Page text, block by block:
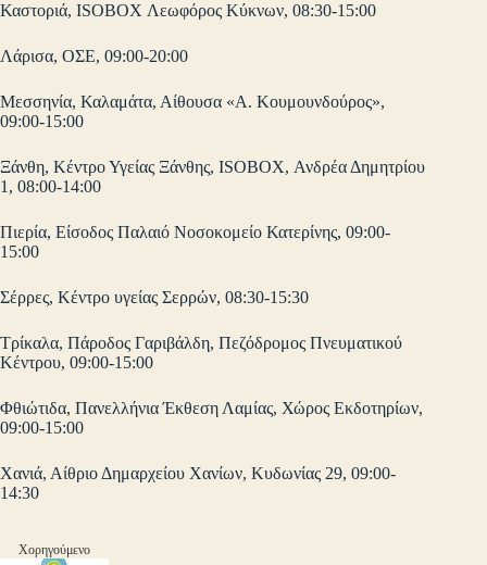
Καστοριά, ISOBOX Λεωφόρος Κύκνων, 08:30-15:00
Λάρισα, ΟΣΕ, 09:00-20:00
Μεσσηνία, Καλαμάτα, Αίθουσα «Α. Κουμουνδούρος»,
09:00-15:00
Ξάνθη, Κέντρο Υγείας Ξάνθης, ISOBOX, Ανδρέα Δημητρίου
1, 08:00-14:00
Πιερία, Είσοδος Παλαιό Νοσοκομείο Κατερίνης, 09:00-
15:00
Σέρρες, Κέντρο υγείας Σερρών, 08:30-15:30
Τρίκαλα, Πάροδος Γαριβάλδη, Πεζόδρομος Πνευματικού
Κέντρου, 09:00-15:00
Φθιώτιδα, Πανελλήνια Έκθεση Λαμίας, Χώρος Εκδοτηρίων,
09:00-15:00
Χανιά, Αίθριο Δημαρχείου Χανίων, Κυδωνίας 29, 09:00-
14:30
Χορηγούμενο